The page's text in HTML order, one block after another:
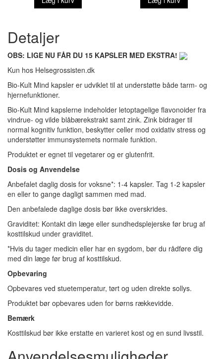
Detaljer
OBS: LIGE NU FÅR DU 15 KAPSLER MED EKSTRA!
Kun hos Helsegrossisten.dk
Bio-Kult Mind kapsler er udviklet til at understøtte både tarm- og
hjernefunktioner.
Bio-Kult Mind kapslerne indeholder letoptagelige flavonoider fra
vindrue- og vilde blåbærekstrakt samt zink. Zink bidrager til
normal kognitiv funktion, beskytter celler mod oxidativ stress og
understøtter immunsystemets normale funktion.
Produktet er egnet til vegetarer og er glutenfrit.
Dosis og Anvendelse
Anbefalet daglig dosis for voksne*: 1-4 kapsler. Tag 1-2 kapsler
en eller to gange dagligt sammen med mad.
Den anbefalede daglige dosis bør ikke overskrides.
Graviditet: Kontakt din læge eller sundhedsplejerske før brug af
kosttilskud under graviditet.
*Hvis du tager medicin eller har en sygdom, bør du rådføre dig
med din læge før brug af kosttilskud.
Opbevaring
Opbevares ved stuetemperatur, tørt og uden direkte sollys.
Produktet bør opbevares uden for børns rækkevidde.
Bemærk
Kosttilskud bør ikke erstatte en varieret kost og en sund livsstil.